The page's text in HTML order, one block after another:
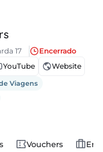
17
Encerrado
YouTube Website
Viagens
Vouchers